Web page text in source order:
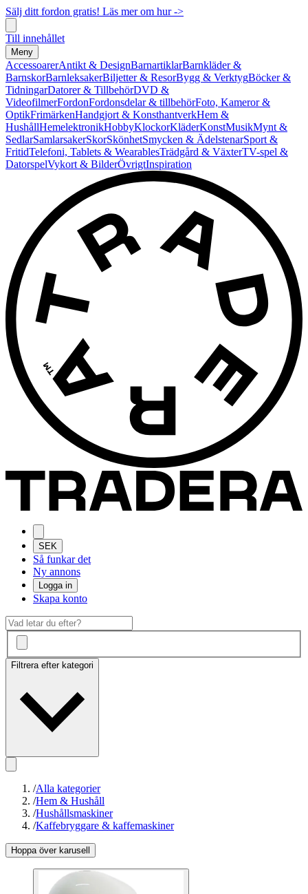
Sälj ditt fordon gratis! Läs mer om hur ->
Till innehållet
Meny
AccessoarerAntikt & DesignBarnartiklarBarnkläder &
BarnskorBarnleksakerBiljetter & ResorBygg & VerktygBöcker &
TidningarDatorer & TillbehörDVD &
VideofilmerFordonFordonsdelar & tillbehörFoto, Kameror &
OptikFrimärkenHandgjort & KonsthantverkHem &
HushållHemelektronikHobbyKlockorKläderKonstMusikMynt &
SedlarSamlarsakerSkorSkönhetSmycken & ÄdelstenarSport &
FritidTelefoni, Tablets & WearablesTrädgård & VäxterTV-spel &
DatorspelVykort & BilderÖvrigtInspiration
SEK
Så funkar det
Ny annons
Logga in
Skapa konto
Filtrera efter kategori
/Alla kategorier
/Hem & Hushåll
/Hushållsmaskiner
/Kaffebryggare & kaffemaskiner
Hoppa över karusell